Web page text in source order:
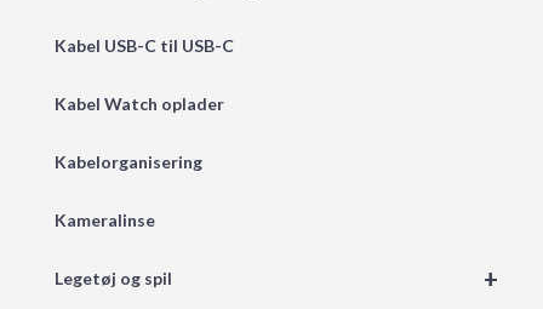
Kabel USB-C til USB-C
Kabel Watch oplader
Kabelorganisering
Kameralinse
+
Legetøj og spil